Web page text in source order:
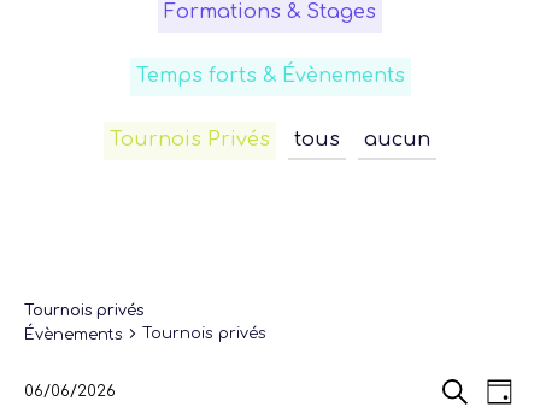
Formations & Stages
Temps forts & Évènements
Tournois Privés tous aucun
Tournois privés
Évènements
Tournois privés
Recherche
et
de
Jour
06/06/2026